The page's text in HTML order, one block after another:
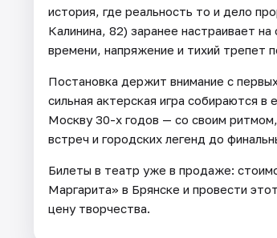
история, где реальность то и дело
Калинина, 82) заранее настраивает
времени, напряжение и тихий трепет
Постановка держит внимание с
сильная актерская игра собираются
Москву 30-х годов — со своим
встреч и городских легенд до
Билеты в театр уже в продаже:
Маргарита» в Брянске и провести
цену творчества.